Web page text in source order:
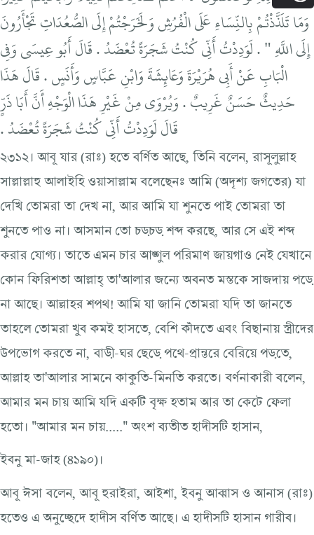
وَمَا تَلَذَّذْتُمْ بِالنِّسَاءِ عَلَى الْفُرُشِ وَلَخَرَجْتُمْ إِلَى الصُّعُدَاتِ تَجْأَرُونَ
إِلَى اللَّهِ ‏"‏ ‏.‏ لَوَدِدْتُ أَنِّي كُنْتُ شَجَرَةً تُعْضَدُ ‏.‏ قَالَ أَبُو عِيسَى وَفِي
الْبَابِ عَنْ أَبِي هُرَيْرَةَ وَعَائِشَةَ وَابْنِ عَبَّاسٍ وَأَنَسٍ ‏.‏ قَالَ هَذَا
حَدِيثٌ حَسَنٌ غَرِيبٌ ‏.‏ وَيُرْوَى مِنْ غَيْرِ هَذَا الْوَجْهِ أَنَّ أَبَا ذَرٍّ
قَالَ لَوَدِدْتُ أَنِّي كُنْتُ شَجَرَةً تُعْضَدُ ‏.‏
২৩১২। আবূ যার (রাঃ) হতে বর্ণিত আছে, তিনি বলেন, রাসূলুল্লাহ
সাল্লাল্লাহু আলাইহি ওয়াসাল্লাম বলেছেনঃ আমি (অদৃশ্য জগতের) যা
দেখি তোমরা তা দেখ না, আর আমি যা শুনতে পাই তোমরা তা
শুনতে পাও না। আসমান তো চড়চড় শব্দ করছে, আর সে এই শব্দ
করার যোগ্য। তাতে এমন চার আঙ্গুল পরিমাণ জায়গাও নেই যেখানে
কোন ফিরিশতা আল্লাহ্ তা'আলার জন্যে অবনত মস্তকে সাজদায় পড়ে
না আছে। আল্লাহর শপথ! আমি যা জানি তোমরা যদি তা জানতে
তাহলে তোমরা খুব কমই হাসতে, বেশি কাঁদতে এবং বিছানায় স্ত্রীদের
উপভোগ করতে না, বাড়ী-ঘর ছেড়ে পথে-প্রান্তরে বেরিয়ে পড়তে,
আল্লাহ তা'আলার সামনে কাকুতি-মিনতি করতে। বর্ণনাকারী বলেন,
আমার মন চায় আমি যদি একটি বৃক্ষ হতাম আর তা কেটে ফেলা
হতো। "আমার মন চায়....." অংশ ব্যতীত হাদীসটি হাসান,
ইবনু মা-জাহ (৪১৯০)।
আবূ ঈসা বলেন, আবূ হুরাইরা, আইশা, ইবনু আব্বাস ও আনাস (রাঃ)
হতেও এ অনুচ্ছেদে হাদীস বর্ণিত আছে। এ হাদীসটি হাসান গারীব।